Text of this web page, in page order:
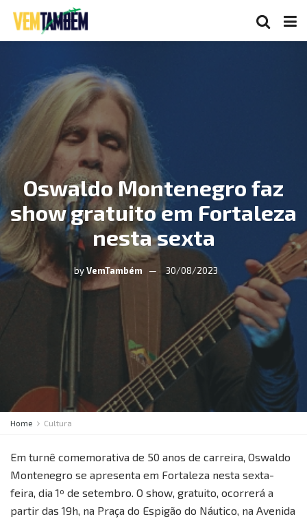
Oswaldo Montenegro faz
show gratuito em Fortaleza
nesta sexta
byVemTambém 30/08/2023
Home Cultura
Em turnê comemorativa de 50 anos de carreira, Oswaldo
Montenegro se apresenta em Fortaleza nesta sexta-
feira, dia 1º de setembro. O show, gratuito, ocorrerá a
partir das 19h, na Praça do Espigão do Náutico, na Avenida